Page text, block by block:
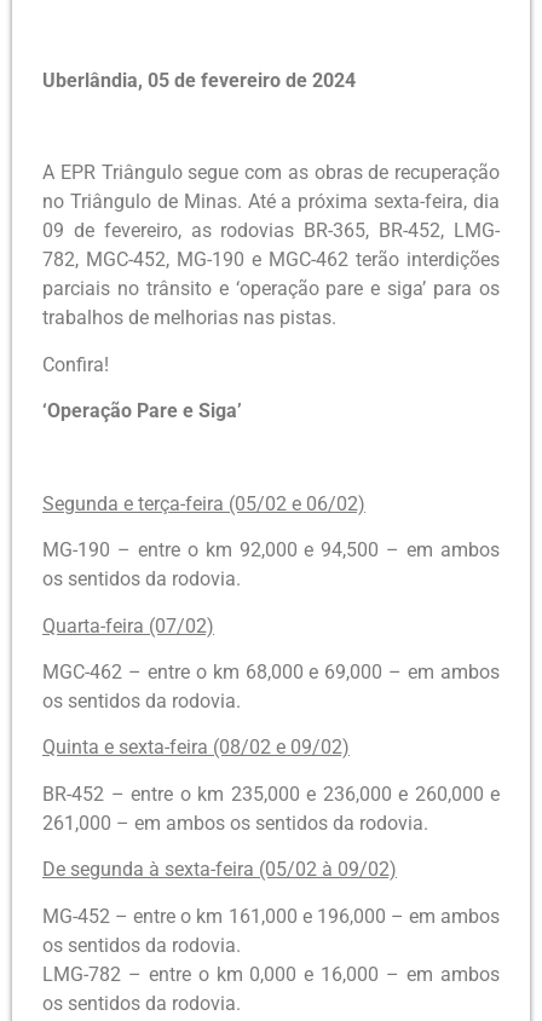
Uberlândia, 05 de fevereiro de 2024
A EPR Triângulo segue com as obras de recuperação
no Triângulo de Minas. Até a próxima sexta-feira, dia
09 de fevereiro, as rodovias BR-365, BR-452, LMG-
782, MGC-452, MG-190 e MGC-462 terão interdições
parciais no trânsito e ‘operação pare e siga’ para os
trabalhos de melhorias nas pistas.
Confira!
‘Operação Pare e Siga’
Segunda e terça-feira (05/02 e 06/02)
MG-190 – entre o km 92,000 e 94,500 – em ambos
os sentidos da rodovia.
Quarta-feira (07/02)
MGC-462 – entre o km 68,000 e 69,000 – em ambos
os sentidos da rodovia.
Quinta e sexta-feira (08/02 e 09/02)
BR-452 – entre o km 235,000 e 236,000 e 260,000 e
261,000 – em ambos os sentidos da rodovia.
De segunda à sexta-feira (05/02 à 09/02)
MG-452 – entre o km 161,000 e 196,000 – em ambos
os sentidos da rodovia.
LMG-782 – entre o km 0,000 e 16,000 – em ambos
os sentidos da rodovia.